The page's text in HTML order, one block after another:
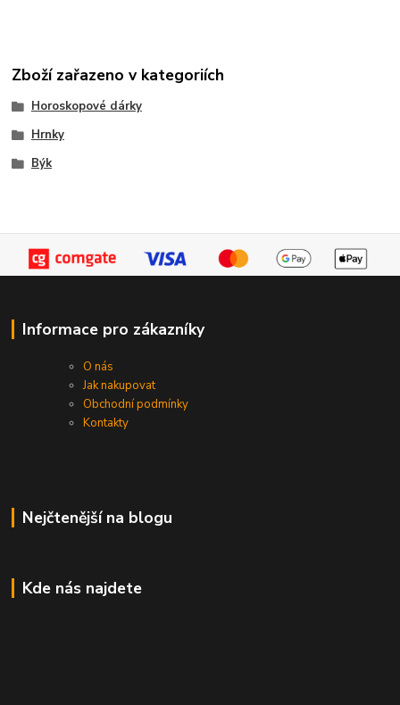
Zboží zařazeno v kategoriích
Horoskopové dárky
Hrnky
Býk
Informace pro zákazníky
O nás
Jak nakupovat
Obchodní podmínky
Kontakty
Nejčtenější na blogu
Kde nás najdete